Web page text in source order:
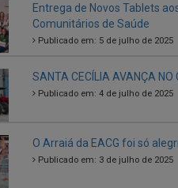
SANTA CECÍLIA AVANÇA NO
O Arraiá da EACG foi só
Publicado em: 3 de julho de 2025
VER